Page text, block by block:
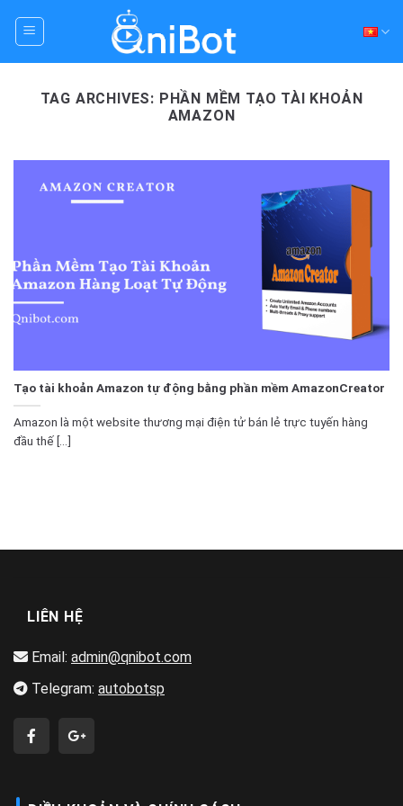
TAG ARCHIVES: PHẦN MỀM TẠO TÀI KHOẢN
AMAZON
Tạo tài khoản Amazon tự động bằng phần mềm AmazonCreator
Amazon là một website thương mại điện tử bán lẻ trực tuyến hàng
đầu thế [...]
LIÊN HỆ
Email: admin@qnibot.com
Telegram: autobotsp